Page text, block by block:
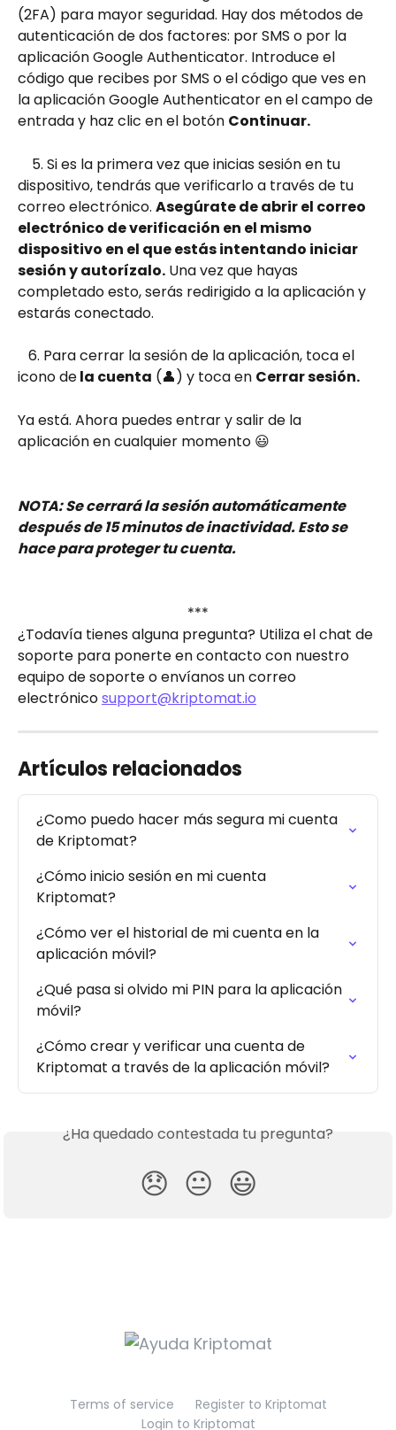
(2FA) para mayor seguridad. Hay dos métodos de
autenticación de dos factores: por SMS o por la
aplicación Google Authenticator. Introduce el
código que recibes por SMS o el código que ves en
la aplicación Google Authenticator en el campo de
entrada y haz clic en el botón Continuar.
dispositivo, tendrás que verificarlo a través de tu
correo electrónico. Asegúrate de abrir el correo
electrónico de verificación en el mismo
dispositivo en el que estás intentando iniciar
sesión y autorízalo. Una vez que hayas
completado esto, serás redirigido a la aplicación y
estarás conectado.
icono de la cuenta (👤) y toca en Cerrar sesión.
Ya está. Ahora puedes entrar y salir de la
aplicación en cualquier momento 😃
NOTA: Se cerrará la sesión automáticamente
después de 15 minutos de inactividad. Esto se
hace para proteger tu cuenta.
***
¿Todavía tienes alguna pregunta? Utiliza el chat de
soporte para ponerte en contacto con nuestro
equipo de soporte o envíanos un correo
electrónico support@kriptomat.io
Artículos relacionados
¿Como puedo hacer más segura mi cuenta
de Kriptomat?
¿Cómo inicio sesión en mi cuenta
Kriptomat?
¿Cómo ver el historial de mi cuenta en la
aplicación móvil?
¿Qué pasa si olvido mi PIN para la aplicación
móvil?
¿Cómo crear y verificar una cuenta de
Kriptomat a través de la aplicación móvil?
¿Ha quedado contestada tu pregunta?
😞 😐 😃
Terms of service
Register to Kriptomat
Login to Kriptomat